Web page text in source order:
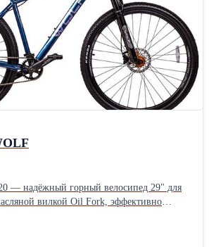
— надёжный горный велосипед 29" для
вилкой Oil Fork, эффективно
неровностях. Оснащён современным
для чёткого переключения передач в
29" для высокой проходимости и